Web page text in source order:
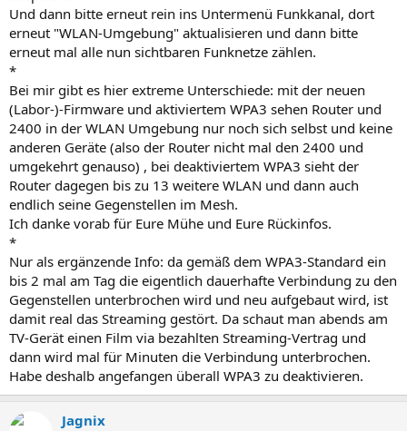
Und dann bitte erneut rein ins Untermenü Funkkanal, dort
erneut "WLAN-Umgebung" aktualisieren und dann bitte
erneut mal alle nun sichtbaren Funknetze zählen.
*
Bei mir gibt es hier extreme Unterschiede: mit der neuen
(Labor-)-Firmware und aktiviertem WPA3 sehen Router und
2400 in der WLAN Umgebung nur noch sich selbst und keine
anderen Geräte (also der Router nicht mal den 2400 und
umgekehrt genauso) , bei deaktiviertem WPA3 sieht der
Router dagegen bis zu 13 weitere WLAN und dann auch
endlich seine Gegenstellen im Mesh.
Ich danke vorab für Eure Mühe und Eure Rückinfos.
*
Nur als ergänzende Info: da gemäß dem WPA3-Standard ein
bis 2 mal am Tag die eigentlich dauerhafte Verbindung zu den
Gegenstellen unterbrochen wird und neu aufgebaut wird, ist
damit real das Streaming gestört. Da schaut man abends am
TV-Gerät einen Film via bezahlten Streaming-Vertrag und
dann wird mal für Minuten die Verbindung unterbrochen.
Habe deshalb angefangen überall WPA3 zu deaktivieren.
Jagnix